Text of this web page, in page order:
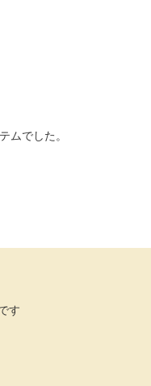
ムでした。
す